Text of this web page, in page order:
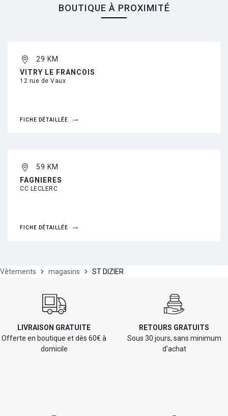
BOUTIQUE À PROXIMITÉ
29 KM
VITRY LE FRANCOIS
12 rue de Vaux
FICHE DÉTAILLÉE
59 KM
FAGNIERES
CC LECLERC
FICHE DÉTAILLÉE
Vêtements magasins ST DIZIER
LIVRAISON GRATUITE
Offerte en boutique et dès 60€ à
domicile
RETOURS GRATUITS
Sous 30 jours, sans minimum
d'achat